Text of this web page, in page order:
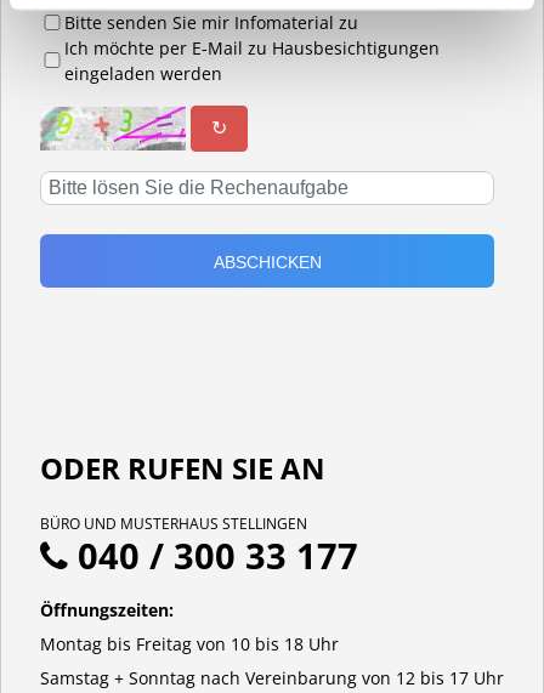
Bitte senden Sie mir Infomaterial zu
Ich möchte per E-Mail zu Hausbesichtigungen
eingeladen werden
↻
ODER RUFEN SIE AN
BÜRO UND MUSTERHAUS STELLINGEN
040 / 300 33 177
Öffnungszeiten:
Montag bis Freitag von 10 bis 18 Uhr
Samstag + Sonntag nach Vereinbarung von 12 bis 17 Uhr